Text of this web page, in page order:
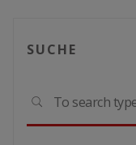
SUCHE
SEARCH